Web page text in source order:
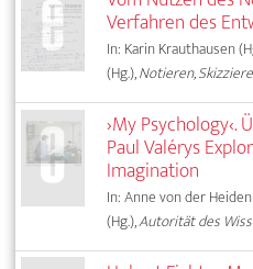
Verfahren des
In: Karin Krauthausen
(Hg.),Notieren,
›My Psychology‹.
Paul Valérys
Imagination
In: Anne von der
(Hg.),Autorität des